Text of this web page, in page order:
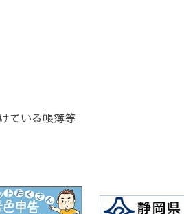
ている帳簿等